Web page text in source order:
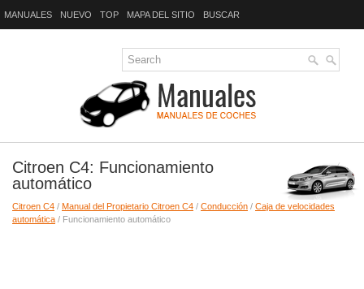
MANUALES NUEVO TOP MAPA DEL SITIO BUSCAR
Citroen C4: Funcionamiento
automático
Citroen C4 / Manual del Propietario Citroen C4 / Conducción / Caja de velocidades
automática / Funcionamiento automático